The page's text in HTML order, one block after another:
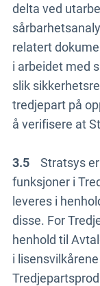
delta ved
relatert
i arbeidet med
slik
tredjepart på
å verifisere at
3.5Stratsys er
funksjoner i
leveres i
disse. For
henhold til
i